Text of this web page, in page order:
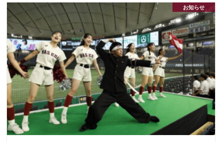
お知らせ